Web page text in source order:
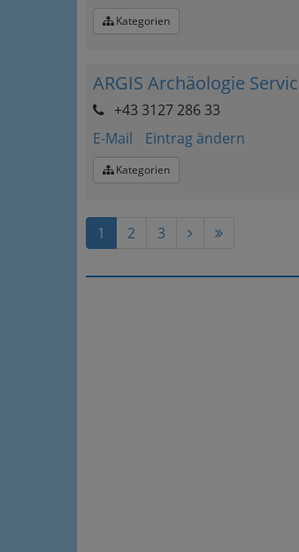
Kategorien
ARGIS Archäologie
+43 3127 286 33
E-Mail
Eintrag ändern
Kategorien
1 2 3